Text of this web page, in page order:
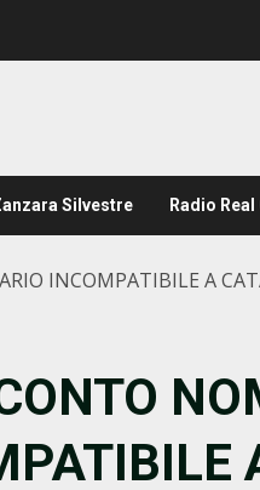
Silvestre Radio
INCOMPATIBILE A